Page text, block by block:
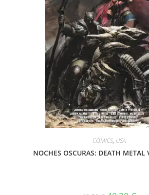
CÓMICS, USA
NOCHES OSCURAS: DEATH METAL